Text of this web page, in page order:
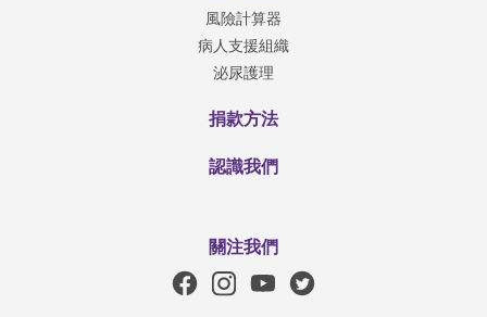
風險計算器
病人支援組織
泌尿護理
捐款方法
認識我們
關注我們